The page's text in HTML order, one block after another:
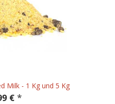
Milk - 1 Kg und 5 Kg
€ *